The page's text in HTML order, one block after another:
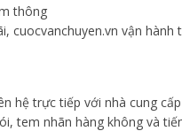
thông
cuocvanchuyen.vn vận hành
hệ trực tiếp với nhà cung cấp
tem nhãn hàng không và